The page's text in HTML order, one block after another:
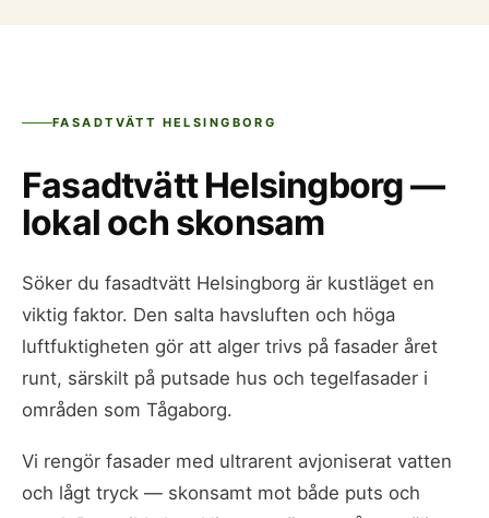
FASADTVÄTT HELSINGBORG
Fasadtvätt Helsingborg —
lokal och skonsam
Söker du fasadtvätt Helsingborg är kustläget en
viktig faktor. Den salta havsluften och höga
luftfuktigheten gör att alger trivs på fasader året
runt, särskilt på putsade hus och tegelfasader i
områden som Tågaborg.
Vi rengör fasader med ultrarent avjoniserat vatten
och lågt tryck — skonsamt mot både puts och